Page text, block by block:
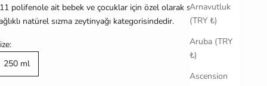
Arnavutluk
(TRY ₺)
Aruba (TRY
₺)
Ascension
polifenole ait bebek ve çocuklar için özel olarak sunulan ürün
natürel sızma zeytinyağı kategorisindedir.
250 ml